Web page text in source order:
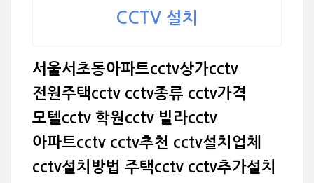
CCTV 설치
서울서초동아파트cctv상가cctv
전원주택cctv cctv종류 cctv가격
모텔cctv 학원cctv 빌라cctv
아파트cctv cctv추천 cctv설치업체
cctv설치방법 주택cctv cctv추가설치